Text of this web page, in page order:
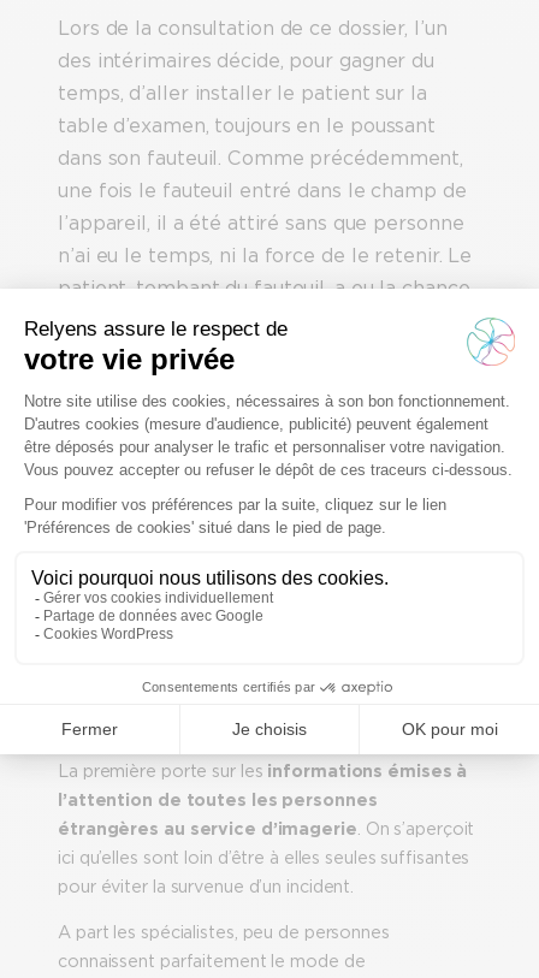
Lors de la consultation de ce dossier, l’un
des intérimaires décide, pour gagner du
temps, d’aller installer le patient sur la
table d’examen, toujours en le poussant
dans son fauteuil. Comme précédemment,
une fois le fauteuil entré dans le champ de
l’appareil, il a été attiré sans que personne
n’ai eu le temps, ni la force de le retenir. Le
patient, tombant du fauteuil, a eu la chance
de ne subir aucun dommage corporel. On ne
peut pas en dire autant de l’appareil qui est
d’être réparé pour un coût là encore très
important.
Analyse des causes et solutions
L’analyse de ces évènements nous apporte
plusieurs pistes de réflexions.
La première porte sur les informations émises à
l’attention de toutes les personnes
étrangères au service d’imagerie . On s’aperçoit
ici qu’elles sont loin d’être à elles seules suffisantes
pour éviter la survenue d’un incident.
A part les spécialistes, peu de personnes
connaissent parfaitement le mode de